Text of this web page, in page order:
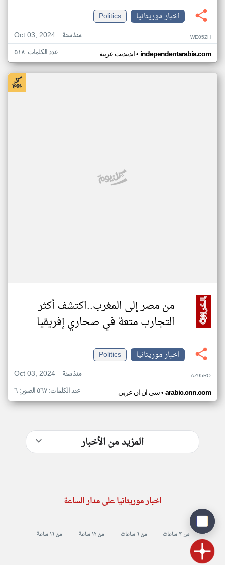
اخبار موريتانيا
Politics
Oct 03, 2024
منذ سنة WE05ZH
اندبندنت عربية• independentarabia.com عدد الكلمات: ٥١٨
من مصر إلى المغرب..اكتشف أكثر
التجارب متعة في صحاري إفريقيا
اخبار موريتانيا
Politics
Oct 03, 2024
منذ سنة AZ95RO
سي ان ان عربي• arabic.cnn.com عدد الكلمات: ٥٦٧ الصور: ٦
المزيد من الأخبار
اخبار موريتانيا على مدار الساعة
من ٣ ساعات من ٦ ساعات من ١٢ ساعة من ١٦ ساعة